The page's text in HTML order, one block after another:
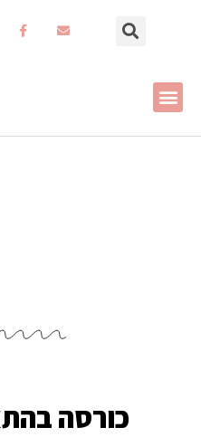
כורסה